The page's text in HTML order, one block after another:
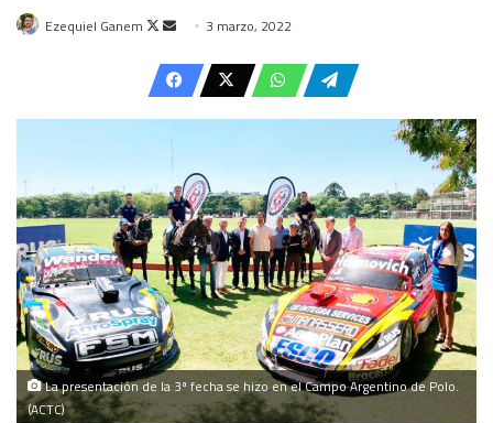
Ezequiel Ganem
Follow
X
Send
email
3 marzo, 2022
La presentación de la 3ª fecha se hizo en el Campo Argentino de Polo.
(ACTC)